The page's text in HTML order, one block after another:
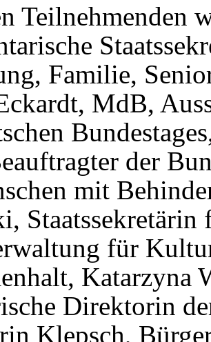
Teilnehmenden
Familie,
MdB,
der
mit
für
Katarzyna
Direktorin
Klepsch,